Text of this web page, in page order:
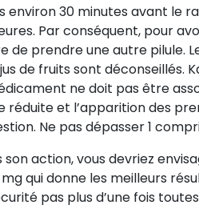
30 minutes avant le
Par conséquent, pour
de prendre une autre pilule.
de fruits sont déconseillés.
ne doit pas être
et l’apparition des
Ne pas dépasser 1
action, vous devriez
qui donne les meilleurs
pas plus d’une fois